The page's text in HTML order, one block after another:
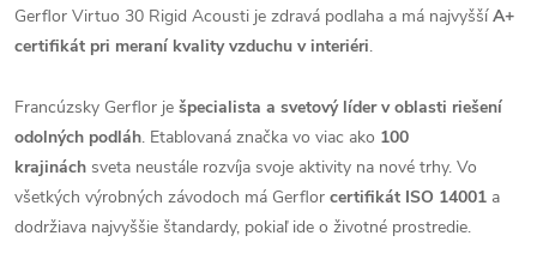
Gerflor Virtuo 30 Rigid Acousti je zdravá podlaha a má najvyššíA+
certifikát pri meraní kvality vzduchu v interiéri.
Francúzsky Gerflor je špecialista a svetový líder v oblasti riešení
odolných podláh. Etablovaná značka vo viac ako 100
krajinách sveta neustále rozvíja svoje aktivity na nové trhy. Vo
všetkých výrobných závodoch má Gerflor certifikát ISO 14001 a
dodržiava najvyššie štandardy, pokiaľ ide o životné prostredie.